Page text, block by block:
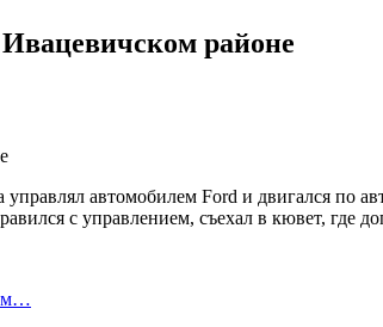
Ивацевичском районе
управлял автомобилем Ford и двигался
с управлением, съехал в кювет, где